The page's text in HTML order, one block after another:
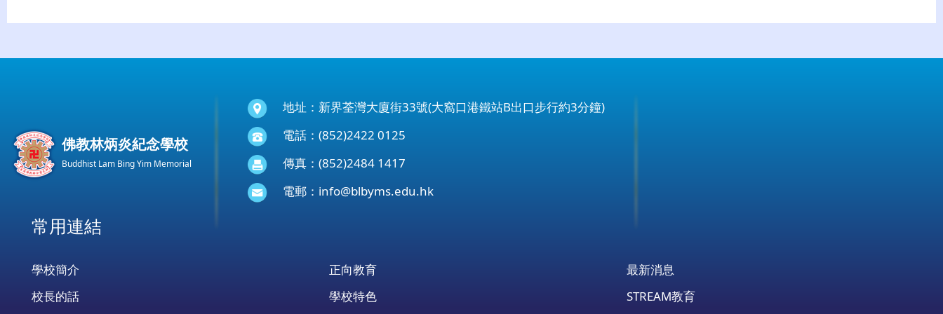
佛教林炳炎紀念學校
Buddhist Lam Bing Yim Memorial
地址：新界荃灣大廈街33號(大窩口港鐵站B出口步行約3分鐘)
電話：(852)2422 0125
傳真：(852)2484 1417
電郵： info@blbyms.edu.hk
常用連結
學校簡介 正向教育
最新消息
校長的話
學校特色 STREAM教育